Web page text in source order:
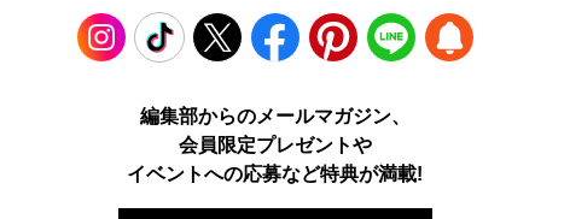
TikTok Facebook Pinterest LINE
編集部からのメールマガジン、
会員限定プレゼントや
イベントへの応募など特典が満載!